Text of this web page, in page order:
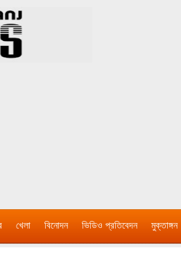
খেলা বিনোদন ভিডিও প্রতিবেদন মুক্তাঙ্গন